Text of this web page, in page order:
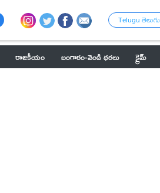
Telugu తెలుగు
రాజకీయం బంగారం-వెండి ధరలు క్రైమ్